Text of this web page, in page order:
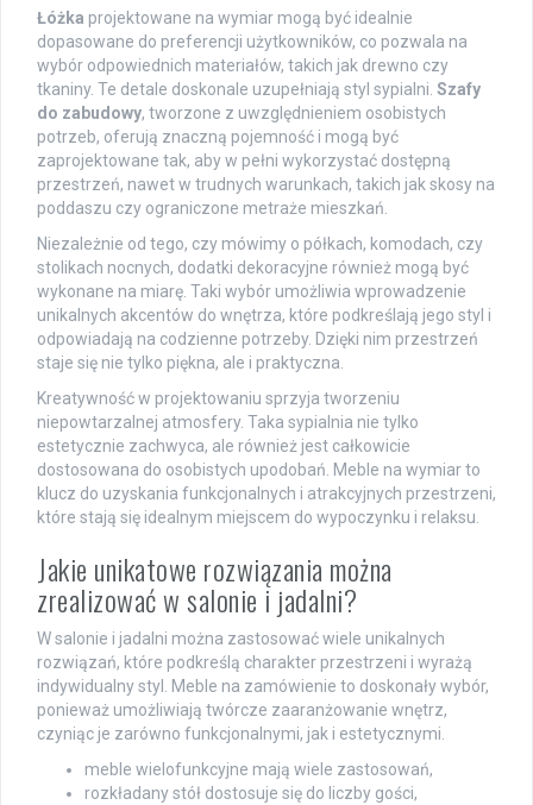
Łóżka projektowane na wymiar mogą być idealnie
dopasowane do preferencji użytkowników, co pozwala na
wybór odpowiednich materiałów, takich jak drewno czy
tkaniny. Te detale doskonale uzupełniają styl sypialni. Szafy
do zabudowy, tworzone z uwzględnieniem osobistych
potrzeb, oferują znaczną pojemność i mogą być
zaprojektowane tak, aby w pełni wykorzystać dostępną
przestrzeń, nawet w trudnych warunkach, takich jak skosy na
poddaszu czy ograniczone metraże mieszkań.
Niezależnie od tego, czy mówimy o półkach, komodach, czy
stolikach nocnych, dodatki dekoracyjne również mogą być
wykonane na miarę. Taki wybór umożliwia wprowadzenie
unikalnych akcentów do wnętrza, które podkreślają jego styl i
odpowiadają na codzienne potrzeby. Dzięki nim przestrzeń
staje się nie tylko piękna, ale i praktyczna.
Kreatywność w projektowaniu sprzyja tworzeniu
niepowtarzalnej atmosfery. Taka sypialnia nie tylko
estetycznie zachwyca, ale również jest całkowicie
dostosowana do osobistych upodobań. Meble na wymiar to
klucz do uzyskania funkcjonalnych i atrakcyjnych przestrzeni,
które stają się idealnym miejscem do wypoczynku i relaksu.
Jakie unikatowe rozwiązania można
zrealizować w salonie i jadalni?
W salonie i jadalni można zastosować wiele unikalnych
rozwiązań, które podkreślą charakter przestrzeni i wyrażą
indywidualny styl. Meble na zamówienie to doskonały wybór,
ponieważ umożliwiają twórcze zaaranżowanie wnętrz,
czyniąc je zarówno funkcjonalnymi, jak i estetycznymi.
meble wielofunkcyjne mają wiele zastosowań,
rozkładany stół dostosuje się do liczby gości,